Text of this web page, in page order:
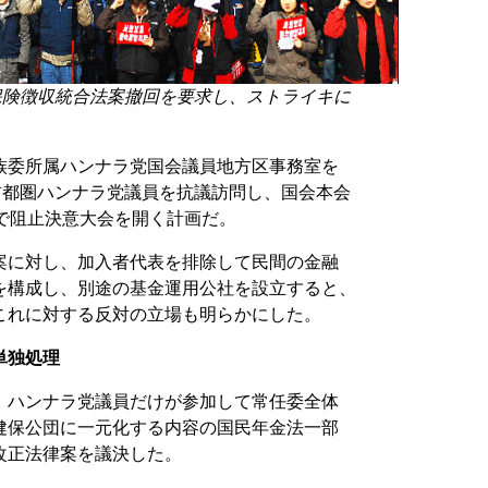
徴収統合法案撤回を要求し、ストライキに
所属ハンナラ党国会議員地方区事務室を
圏ハンナラ党議員を抗議訪問し、国会本会
止決意大会を開く計画だ。
対し、加入者代表を排除して民間の金融
成し、別途の基金運用公社を設立すると、
に対する反対の立場も明らかにした。
独処理
ンナラ党議員だけが参加して常任委全体
公団に一元化する内容の国民年金法一部
法律案を議決した。